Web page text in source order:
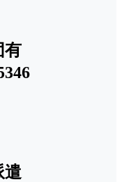
有
遣